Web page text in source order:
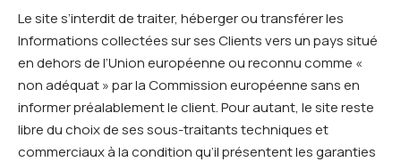
Le site s’interdit de traiter, héberger ou transférer les
Informations collectées sur ses Clients vers un pays situé
en dehors de l’Union européenne ou reconnu comme «
non adéquat » par la Commission européenne sans en
informer préalablement le client. Pour autant, le site reste
libre du choix de ses sous-traitants techniques et
commerciaux à la condition qu’il présentent les garanties